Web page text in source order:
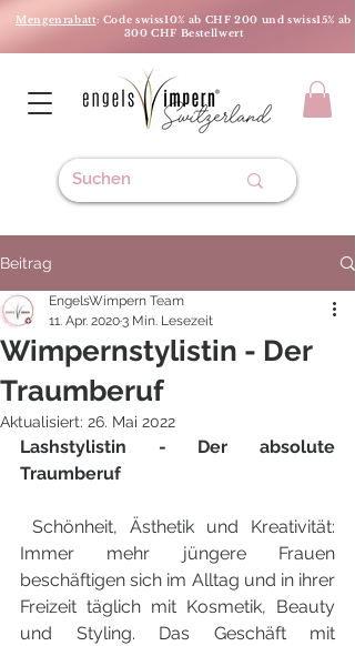
Mengenrabatt: Code swiss10% ab CHF 200 und swiss15% ab
300 CHF Bestellwert
Beitrag
Wimpernstylistin - Der
Traumberuf
EngelsWimpern Team
11. Apr. 20203 Min. Lesezeit
Aktualisiert: 26. Mai 2022
Lashstylistin - Der absolute
Traumberuf
Immer mehr jüngere Frauen
beschäftigen sich im Alltag und in ihrer
Freizeit täglich mit Kosmetik, Beauty
und Styling. Das Geschäft mit